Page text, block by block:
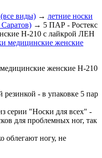
виды) → летние носки
→ 5 ПАР - Ростекс
Н-210 с лайкрой ЛЕН
женские Н-210
- в упаковке 5 пар
серии "Носки для всех" -
для проблемных ног, так
облегают ногу, не